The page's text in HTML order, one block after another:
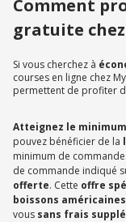
Comment
gratuite chez
Si vous cherchez à
courses en ligne chez
permettent de profiter
Atteignez le
pouvez bénéficier de la
minimum de
de commande indiqué
offerte. Cette offre
boissons américaines
vous sans frais